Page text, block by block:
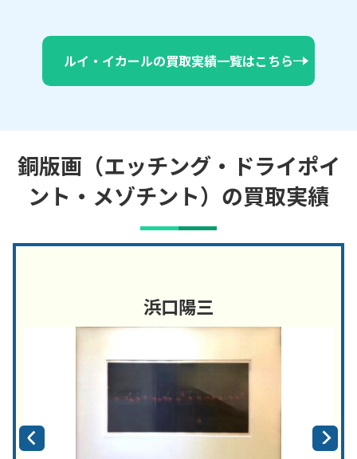
ルイ・イカールの買取実績一覧はこちら
銅版画（エッチング・ドライポイ
ント・メゾチント）の買取実績
浜口陽三